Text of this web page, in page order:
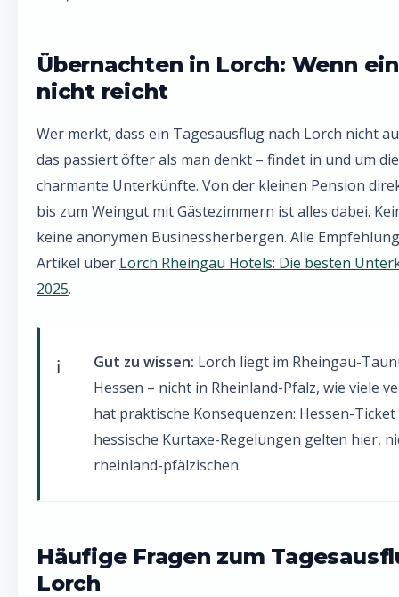
Übernachten in Lorch: Wenn
nicht reicht
Wer merkt, dass ein Tagesausflug nach Lorch nicht
das passiert öfter als man denkt – findet in und um
charmante Unterkünfte. Von der kleinen Pension
bis zum Weingut mit Gästezimmern ist alles dabei.
keine anonymen Businessherbergen. Alle
Artikel über Lorch Rheingau Hotels: Die besten
2025.
Gut zu wissen: Lorch liegt im Rheingau-
Hessen – nicht in Rheinland-Pfalz, wie viele
hat praktische Konsequenzen: Hessen-
hessische Kurtaxe-Regelungen gelten hier,
rheinland-pfälzischen.
Häufige Fragen zum
Lorch